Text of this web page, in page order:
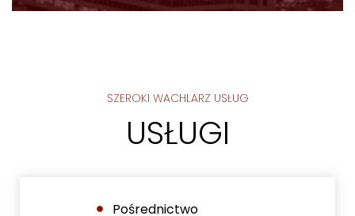
SZEROKI WACHLARZ USŁUG
USŁUGI
Pośrednictwo